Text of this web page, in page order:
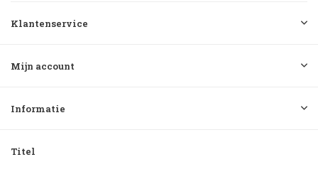
Klantenservice
Mijn account
Informatie
Titel